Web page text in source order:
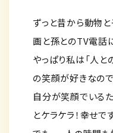
ずっと昔から動物
画と孫とのTV電話
やっぱり私は「人と
の笑顔が好きなので
自分が笑顔でいる
とケラケラ！幸せで